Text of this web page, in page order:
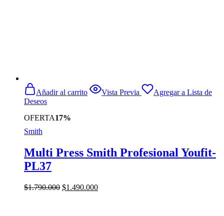
OFERTA17%
Añadir al carrito Vista Previa
Agregar a Lista de
Deseos
Smith
Multi Press Smith Profesional Youfit-
PL37
$1.790.000 El
$1.490.000El